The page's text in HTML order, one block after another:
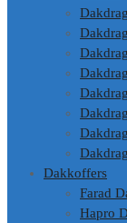
Dakkoffers
Farad
Hapro